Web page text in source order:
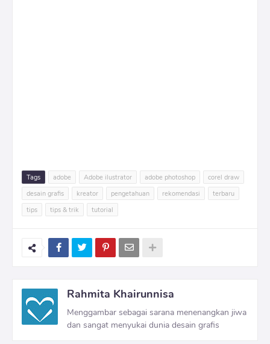
Tags adobe Adobe ilustrator adobe photoshop
corel draw
desain grafis
kreator pengetahuan rekomendasi
terbaru
tips
tips & trik tutorial
Rahmita Khairunnisa
Menggambar sebagai sarana menenangkan jiwa
dan sangat menyukai dunia desain grafis